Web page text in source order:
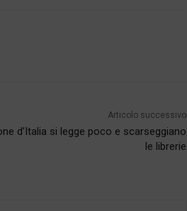
Articolo successivo
d’Italia si legge poco e scarseggiano
le librerie